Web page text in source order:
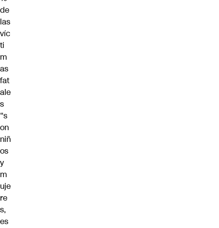
de
las
víc
ti
m
as
fat
ale
s
“s
on
niñ
os
y
m
uje
re
s,
es